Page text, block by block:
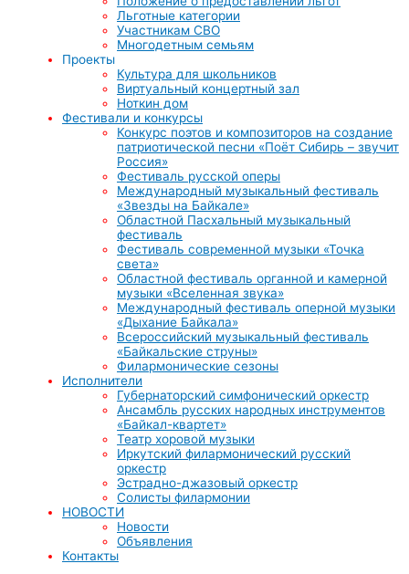
Льготные категории
Участникам СВО
Многодетным семьям
Проекты
Культура для школьников
Виртуальный концертный зал
Ноткин дом
Фестивали и конкурсы
Конкурс поэтов и композиторов на создание
патриотической песни «Поёт Сибирь – звучит
Россия»
Фестиваль русской оперы
Международный музыкальный фестиваль
«Звезды на Байкале»
Областной Пасхальный музыкальный
фестиваль
Фестиваль современной музыки «Точка
света»
Областной фестиваль органной и камерной
музыки «Вселенная звука»
Международный фестиваль оперной музыки
«Дыхание Байкала»
Всероссийский музыкальный фестиваль
«Байкальские струны»
Филармонические сезоны
Исполнители
Губернаторский симфонический оркестр
Ансамбль русских народных инструментов
«Байкал-квартет»
Театр хоровой музыки
Иркутский филармонический русский
оркестр
Эстрадно-джазовый оркестр
Солисты филармонии
НОВОСТИ
Новости
Объявления
Контакты